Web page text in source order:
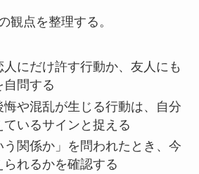
観点を整理する。
人にだけ許す行動か、友人にも
問する
や混乱が生じる行動は、自分
いるサインと捉える
関係か」を問われたとき、今
れるかを確認する